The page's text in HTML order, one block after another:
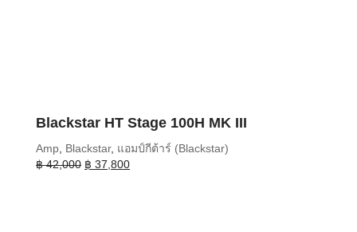
Blackstar HT Stage 100H MK III
Amp Blackstar, แอมป์กีต้าร์ (Blackstar)
฿42,000 Original
฿ 37,800Current